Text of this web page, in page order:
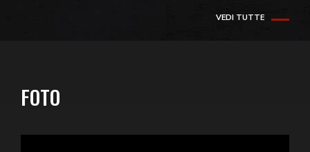
VEDI TUTTE
FOTO